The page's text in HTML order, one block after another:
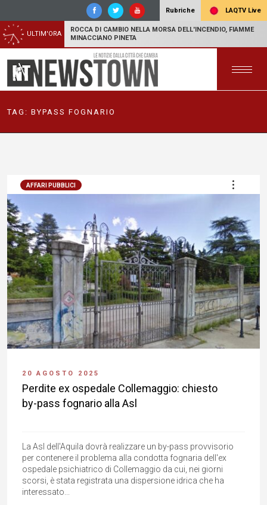
Rubriche LAQTV Live
ULTIM'ORA
ROCCA DI CAMBIO NELLA MORSA DELL'INCENDIO, FIAMME
MINACCIANO PINETA
TAG: BYPASS FOGNARIO
AFFARI PUBBLICI
20 AGOSTO 2025
Perdite ex ospedale Collemaggio: chiesto
by-pass fognario alla Asl
La Asl dell'Aquila dovrà realizzare un by-pass provvisorio
per contenere il problema alla condotta fognaria dell'ex
ospedale psichiatrico di Collemaggio da cui, nei giorni
scorsi, è stata registrata una dispersione idrica che ha
interessato...